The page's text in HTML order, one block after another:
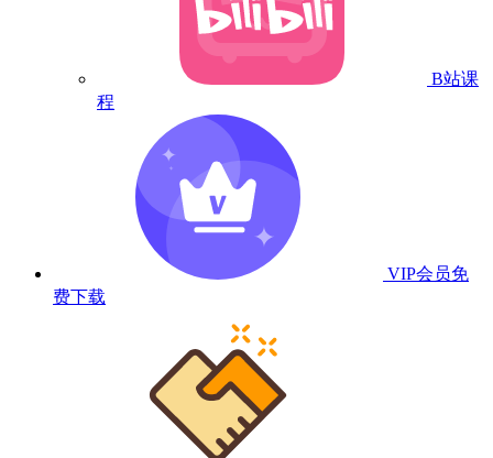
B站课
程
VIP会员免
费下载